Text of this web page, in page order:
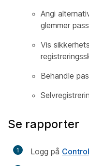
Angi
glemmer
Vis
Behandle
Se rapporter
1 Logg på